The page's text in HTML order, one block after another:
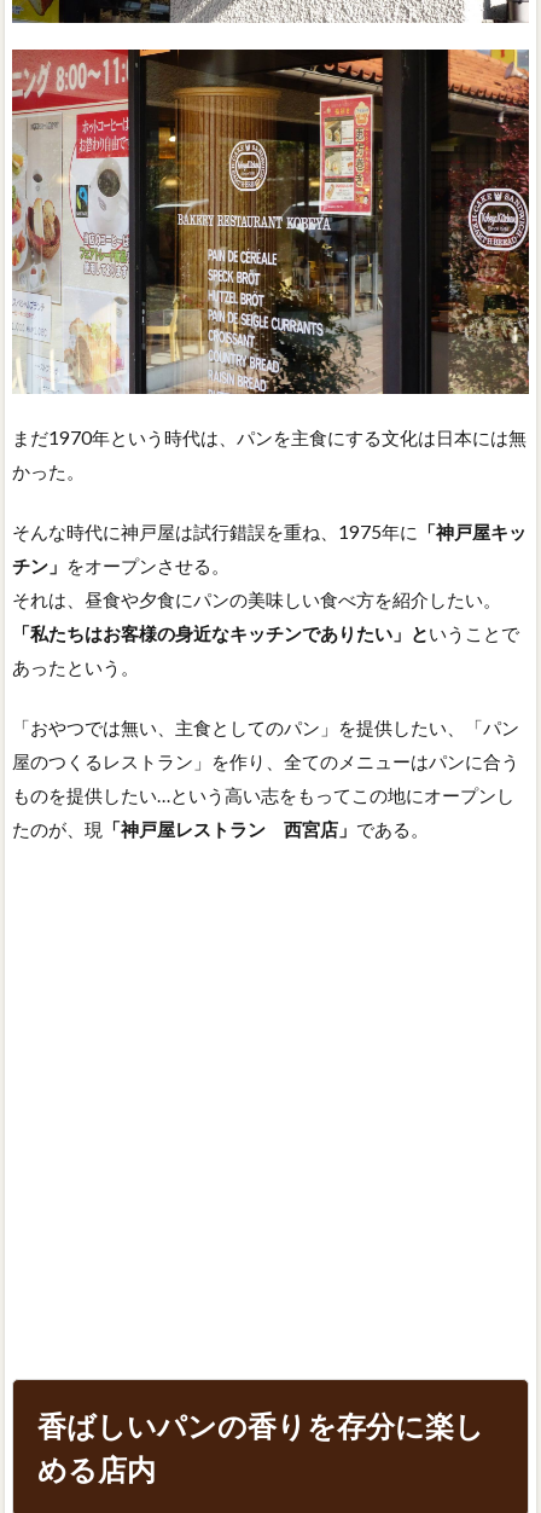
まだ1970年という時代は、パンを主食にする文化は日本には無
かった。
そんな時代に神戸屋は試行錯誤を重ね、1975年に
「神戸屋キッ
チン」 をオープンさせる。
それは、昼食や夕食にパンの美味しい食べ方を紹介したい。
「私たちはお客様の身近なキッチンでありたい」ということで
あったという。
「おやつでは無い、主食としてのパン」を提供したい、「パン
屋のつくるレストラン」を作り、全てのメニューはパンに合う
ものを提供したい…という高い志をもってこの地にオープンし
たのが、現
「神戸屋レストラン 西宮店」 である。
香ばしいパンの香りを存分に楽し
める店内